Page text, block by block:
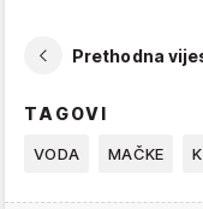
Prethodna
TAGOVI
VODA MAČKE